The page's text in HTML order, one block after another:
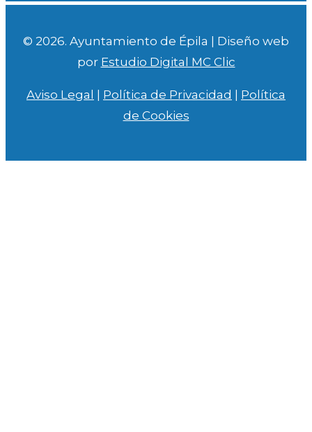
© 2026. Ayuntamiento de Épila | Diseño web
por Estudio Digital MC Clic
Aviso Legal | Política de Privacidad | Política
de Cookies